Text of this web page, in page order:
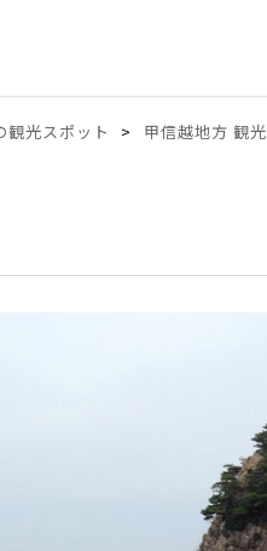
観光スポット 甲信越地方 観光